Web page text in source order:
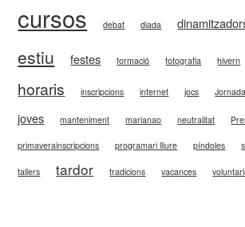
cursos debat diada
estiu festes formació fotografia hivern
horaris inscripcions internet jocs Jornada
joves manteniment marianao neutralitat
primaverainscripcions programari lliure píndoles
tallers tardor tradicions vacances